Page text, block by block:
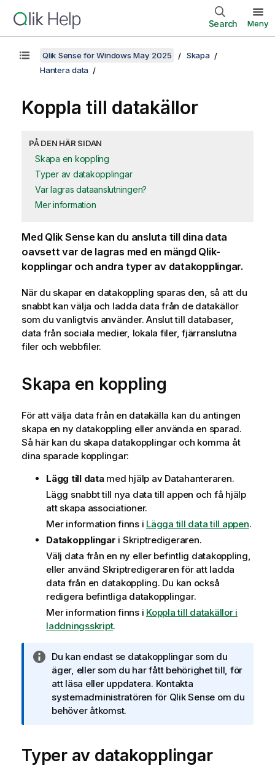
Search Meny
Qlik Sense för Windows May 2025
Skapa
Hantera data
Koppla till datakällor
PÅ DEN HÄR SIDAN
Skapa en koppling
Typer av datakopplingar
Var lagras dataanslutningen?
Mer information
Med Qlik Sensekan du ansluta till dina data
oavsett var de lagras med en mängd Qlik-
kopplingar och andra typer av datakopplingar.
När du skapar en datakoppling sparas den, så att du
snabbt kan välja och ladda data från de datakällor
som du vanligtvis använder. Anslut till databaser,
data från sociala medier, lokala filer, fjärranslutna
filer och webbfiler.
Skapa en koppling
För att välja data från en datakälla kan du antingen
skapa en ny datakoppling eller använda en sparad.
Så här kan du skapa datakopplingar och komma åt
dina sparade kopplingar:
Lägg till datamed hjälp av Datahanteraren.
Lägg snabbt till nya data till appen och få hjälp
att skapa associationer.
Mer information finns i Lägga till data till appen.
Datakopplingar i Skriptredigeraren.
Välj data från en ny eller befintlig datakoppling,
eller använd Skriptredigeraren för att ladda
data från en datakoppling. Du kan också
redigera befintliga datakopplingar.
Mer information finns i Koppla till datakällor i
laddningsskript.
A
n
t
e
c
i
n
Du kan endast se datakopplingar som du
äger, eller som du har fått behörighet till, för
att läsa eller uppdatera. Kontakta
systemadministratören för Qlik Sense om du
behöver åtkomst.
Typer av datakopplingar